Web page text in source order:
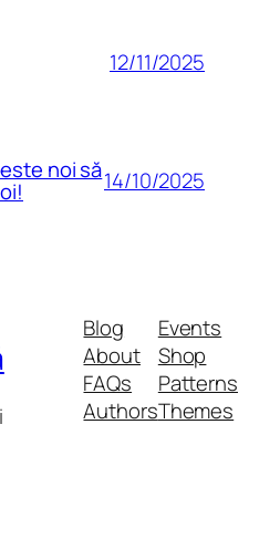
12/11/2025
noi să14/10/2025
Blog
About
FAQs
Authors
Events
Shop
Patterns
Themes